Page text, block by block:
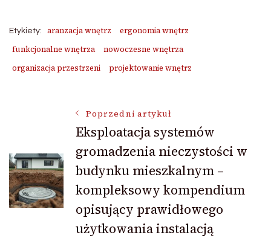
Etykiety: aranzacja wnętrz
ergonomia wnętrz
funkcjonalne wnętrza
nowoczesne wnętrza
organizacja przestrzeni
projektowanie wnętrz
Nawigacja
wpisu
Poprzedni artykuł
Eksploatacja systemów
gromadzenia nieczystości w
budynku mieszkalnym –
kompleksowy kompendium
opisujący prawidłowego
użytkowania instalacją